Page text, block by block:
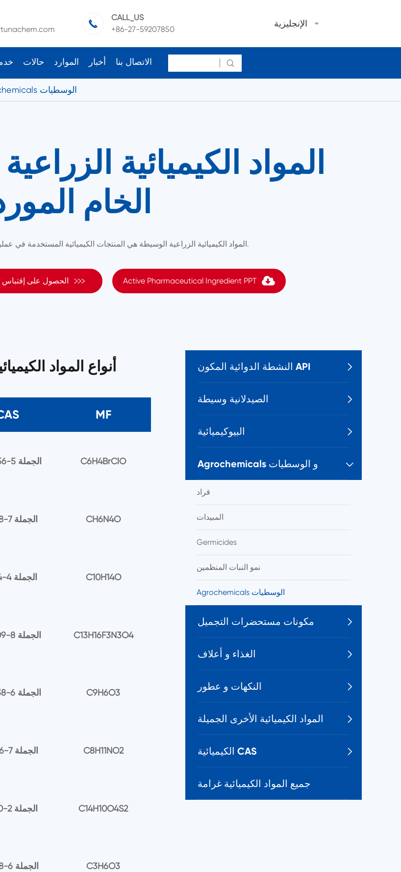

CALL_US
+86-27-59207850
الإنجليزية
حالات الموارد أخبار الاتصال بنا 
Agrochemicals الوسطيات
المواد الكيميائية
الخام
المواد الكيميائية الزراعية الوسيطة هي المنتجات الكيميائية المستخدمة في عملية تجميع المواد الكيميائية الزراعية.
الحصول على إقتباس  Active Pharmaceutical Ingredient PPT
أنواع المواد
MF
3964-56-5 الجملة C6H4BrClO
497-18-7 الجملة CH6N4O
98-54-4 الجملة C10H14O
1582-09-8 الجملة C13H16F3N3O4
1076-38-6 الجملة C9H6O3
102-56-7 الجملة C8H11NO2
119-80-2 الجملة C14H10O4S2
616-38-6 الجملة C3H6O3
النشطة الدوائية المكون API 
الصيدلانية وسيطة 
البيوكيميائية 
Agrochemicals و الوسطيات 
قراد
المبيدات
Germicides
نمو النبات المنظمين
Agrochemicals الوسطيات
مكونات مستحضرات التجميل 
الغذاء و أعلاف 
النكهات و عطور 
المواد الكيميائية الأخرى الجميلة 
الكيميائية CAS 
جميع المواد الكيميائية غرامة